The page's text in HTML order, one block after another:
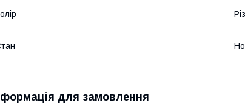
для замовлення